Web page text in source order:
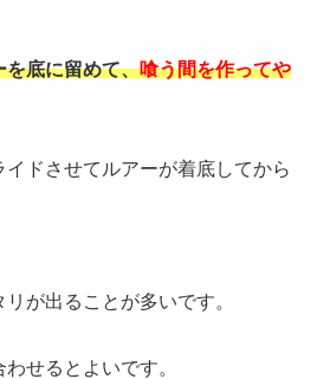
を底に留めて、喰う間を作ってや
ドさせてルアーが着底してから
が出ることが多いです。
せるとよいです。